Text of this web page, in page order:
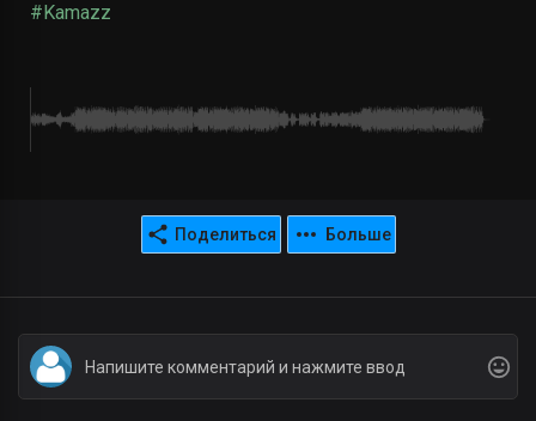
#Kamazz
Поделиться Больше